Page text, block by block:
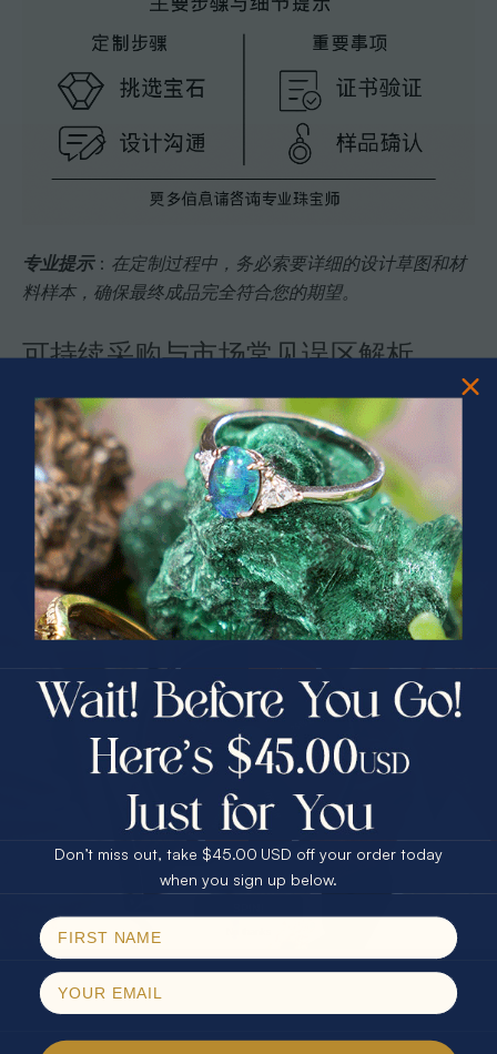
专业提示： 在定制过程中，务必索要详细的设计草图和材
料样本，确保最终成品完全符合您的期望。
可持续采购与市场常见误区解析
可持续采购已成为现代珠宝消费的重要趋势，尤其是在选
购欧泊耳环时。
澳大利亚欧泊可持续开采实践为全球珠宝
市场树立了环保标杆。
市场上常见的几个误区包括：
误区一：低价等同高质量
价格过低往往意味着开采不合规
可能涉及非法矿区和环境破坏
误区二：合成宝石就是不环保
并非所有合成宝石都不环保
关键在于生产工艺和能源消耗
误区三：可持续采购成本高昂
长期来看，可持续采购更具经济性
支持社区发展，减少生态损害
对于负责任的消费者而言，购买欧泊不仅是获得一件珍贵
的珠宝，更是在用自己的选择支持生态平衡和社区发展。
真正的可持续采购不仅关注产品本身，还要关注其背后的
生产过程、社会影响和环境保护。
专业提示
选购欧泊耳环时，主动询问宝石的来源和开采
认证，这是支持可持续发展的关键第一步。
PRIZES OF UNSPEAKABLE VALUE!
SPIN TO WIN
$75.00 CASH
25% Off
30% Off
40% Off
$75.00 CASH
25% Off
30% Off
40% Off
Email
Don’t miss out, take $45.00 USD off your order today
when you sign up below.